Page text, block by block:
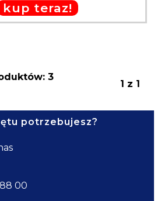
potrzebujesz?
00
kup teraz!
3
1 z 1